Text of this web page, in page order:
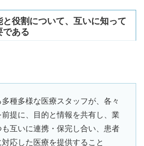
役割について、互いに知って
である
種多様な医療スタッフが、各々
提に、目的と情報を共有し、業
互いに連携・保完し合い、患者
応した医療を提供すること